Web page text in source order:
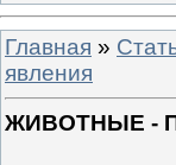
Главная »
явления
ЖИВОТНЫЕ -